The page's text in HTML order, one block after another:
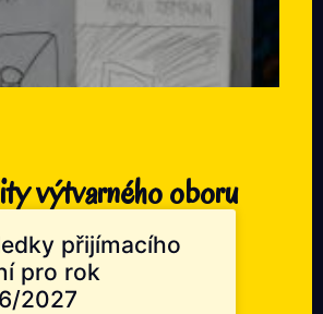
výtvarného oboru
přijímacího
pro rok
2027